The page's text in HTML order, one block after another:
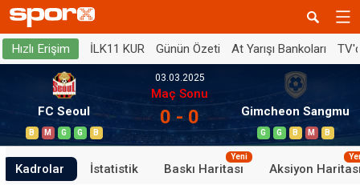
Hızlı Erişim İLK11 KUR Günün Özeti At Yarışı Bankoları
FC Seoul
B M G G B
03.03.2025
Maç Sonu
0 - 0 Gimcheon Sangmu
G G B M B
Kadrolar İstatistik Baskı Haritası
Yeni
Aksiyon